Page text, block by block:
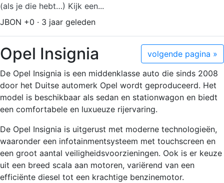
(als je die hebt…) Kijk een...
JBON +0 · 3 jaar geleden
volgende pagina »
Opel Insignia
De Opel Insignia is een middenklasse auto die sinds 2008
door het Duitse automerk Opel wordt geproduceerd. Het
model is beschikbaar als sedan en stationwagon en biedt
een comfortabele en luxueuze rijervaring.
De Opel Insignia is uitgerust met moderne technologieën,
waaronder een infotainmentsysteem met touchscreen en
een groot aantal veiligheidsvoorzieningen. Ook is er keuze
uit een breed scala aan motoren, variërend van een
efficiënte diesel tot een krachtige benzinemotor.